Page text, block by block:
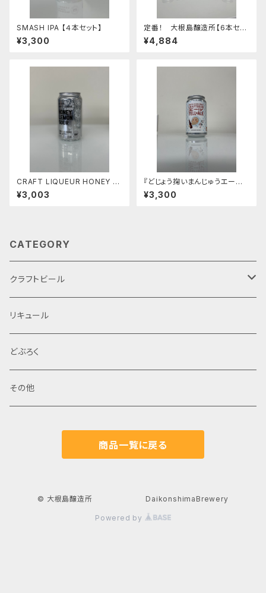
SMASH IPA 【４本セット】
¥3,300
定番！ 大根島醸造所【6本セッ
ト】
¥4,884
CRAFT LIQUEUR HONEY LE
MON SOUR 【４本セット】
¥3,003
『どじょう掬いまんじゅうエール』
【４本セット】スタイル：ベルジャ
ン
¥3,300
CATEGORY
クラフトビール
定番商品
限定品
特産品セット
リキュール
どぶろく
その他
商品一覧に戻る
© 大根島醸造所 DaikonshimaBrewery
Powered by